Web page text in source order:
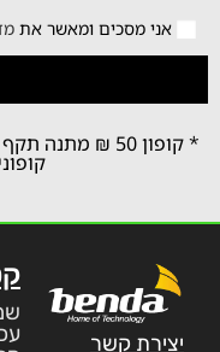
אני מסכים ומאשר את
יצירת קשר